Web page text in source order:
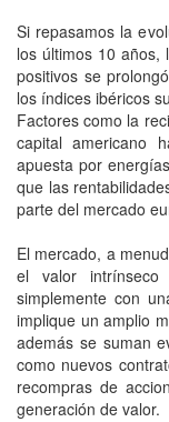
Si repasamos la
los últimos 10
positivos se
los índices ibéricos
Factores como la
capital americano
apuesta por
que las
parte del mercado
El mercado, a
el valor
simplemente con
implique un amplio
además se suman
como nuevos
recompras de
generación de valor.